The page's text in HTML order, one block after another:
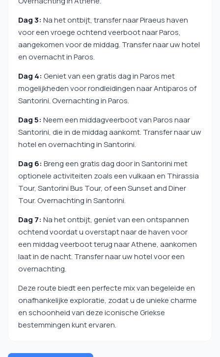
Dag 3: Na het ontbijt, transfer naar Piraeus haven
voor een vroege ochtend veerboot naar Paros,
aangekomen voor de middag. Transfer naar uw hotel
en overnacht in Paros.
Dag 4: Geniet van een gratis dag in Paros met
mogelijkheden voor rondleidingen naar Antiparos of
Santorini. Overnachting in Paros.
Dag 5: Neem een middagveerboot van Paros naar
Santorini, die in de middag aankomt. Transfer naar uw
hotel en overnachting in Santorini.
Dag 6: Breng een gratis dag door in Santorini met
optionele activiteiten zoals een vulkaan en Thirassia
Tour, Santorini Bus Tour, of een Sunset and Diner
Tour. Overnachting in Santorini.
Dag 7: Na het ontbijt, geniet van een ontspannen
ochtend voordat u overstapt naar de haven voor
een middag veerboot terug naar Athene, aankomen
laat in de nacht. Transfer naar uw hotel voor een
overnachting.
Deze route biedt een perfecte mix van begeleide en
onafhankelijke exploratie, zodat u de unieke charme
en schoonheid van deze iconische Griekse
bestemmingen kunt ervaren.